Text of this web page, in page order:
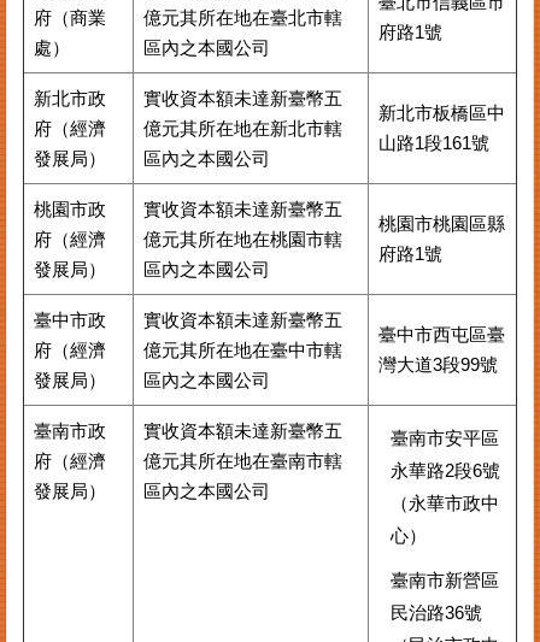
府（商業
處）
億元其所在地在臺北市轄
區內之本國公司
府路1號
新北市政
府（經濟
發展局）
實收資本額未達新臺幣五
億元其所在地在新北市轄
區內之本國公司
新北市板橋區中
山路1段161號
桃園市政
府（經濟
發展局）
實收資本額未達新臺幣五
億元其所在地在桃園市轄
區內之本國公司
桃園市桃園區縣
府路1號
臺中市政
府（經濟
發展局）
實收資本額未達新臺幣五
億元其所在地在臺中市轄
區內之本國公司
臺中市西屯區臺
灣大道3段99號
臺南市政
府（經濟
發展局）
實收資本額未達新臺幣五
億元其所在地在臺南市轄
區內之本國公司
臺南市安平區
永華路2段6號
（永華市政中
心）
臺南市新營區
民治路36號